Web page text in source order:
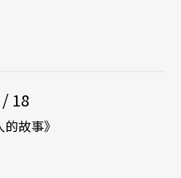
18
故事》